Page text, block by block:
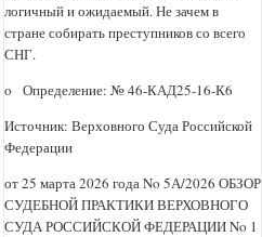
логичный и ожидаемый. Не зачем в
стране собирать преступников со всего
СНГ.
o Определение: № 46-КАД25-16-К6
Источник: Верховного Суда Российской
Федерации
от 25 марта 2026 года No 5А/2026 ОБЗОР
СУДЕБНОЙ ПРАКТИКИ ВЕРХОВНОГО
СУДА РОССИЙСКОЙ ФЕДЕРАЦИИ No 1